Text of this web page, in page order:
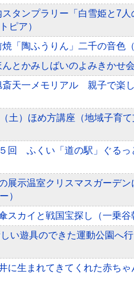
タンプラリー「白雪姫と7
ピア）
「陶ふうりん」二千の音色
とかみしばいのよみきかせ
斎天一メモリアル 親子で楽
土）ほめ方講座（地域子育
回 ふくい「道の駅」ぐるっ
展示温室クリスマスガーデ
）
スカイと戦国宝探し（一乗谷
い遊具のできた運動公園へ
に生まれてきてくれた赤ち